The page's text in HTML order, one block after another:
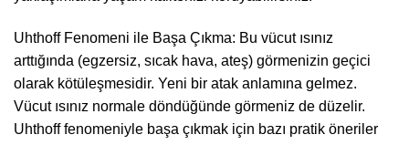
Uhthoff Fenomeni ile Başa Çıkma: Bu vücut ısınız
arttığında (egzersiz, sıcak hava, ateş) görmenizin geçici
olarak kötüleşmesidir. Yeni bir atak anlamına gelmez.
Vücut ısınız normale döndüğünde görmeniz de düzelir.
Uhthoff fenomeniyle başa çıkmak için bazı pratik öneriler